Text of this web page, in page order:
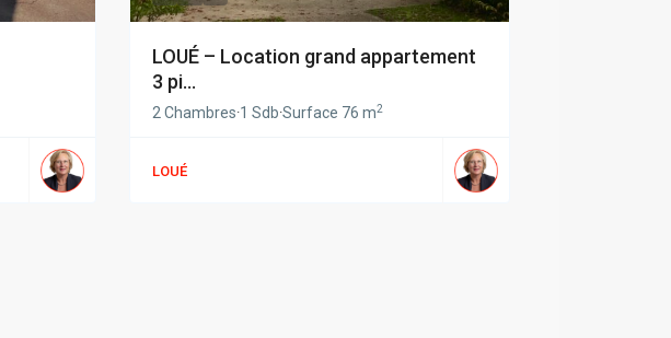
LOUÉ – Location grand appartement
3 pi...
2 Chambres·1 Sdb·Surface 76 m2
LOUÉ